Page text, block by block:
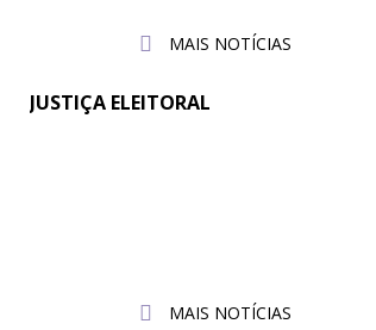
MAIS NOTÍCIAS
JUSTIÇA ELEITORAL
MAIS NOTÍCIAS